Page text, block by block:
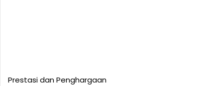
Prestasi dan Penghargaan